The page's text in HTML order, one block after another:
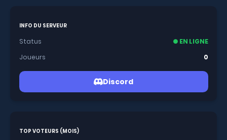
INFO DU SERVEUR
Status
● EN LIGNE
Joueurs
0
Discord
TOP VOTEURS (MOIS)